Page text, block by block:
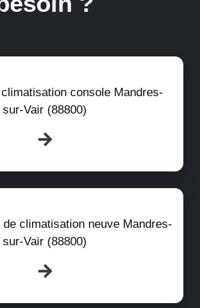
console Mandres-
sur-Vair (88800)
climatisation neuve Mandres-
sur-Vair (88800)